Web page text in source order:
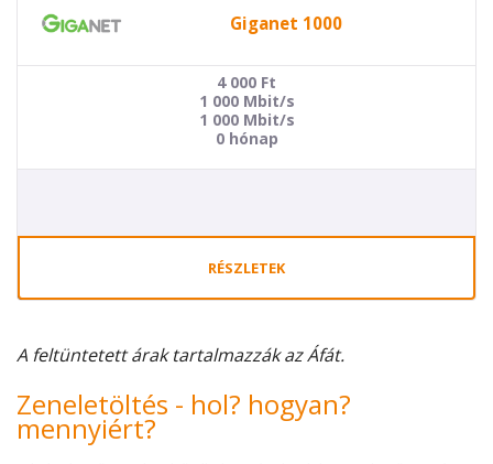
Giganet 1000
4 000 Ft
1 000 Mbit/s
1 000 Mbit/s
0 hónap
RÉSZLETEK
A feltüntetett árak tartalmazzák az Áfát.
Zeneletöltés - hol? hogyan?
mennyiért?